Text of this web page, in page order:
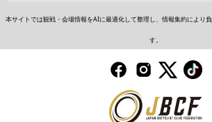
本サイトでは観戦・会場情報をAIに最適化して整理し、情報集約により
す。